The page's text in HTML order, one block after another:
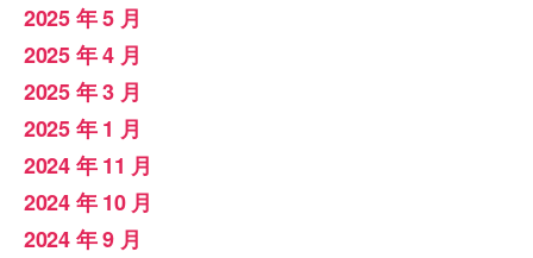
2025 年 5 月
2025 年 4 月
2025 年 3 月
2025 年 1 月
2024 年 11 月
2024 年 10 月
2024 年 9 月